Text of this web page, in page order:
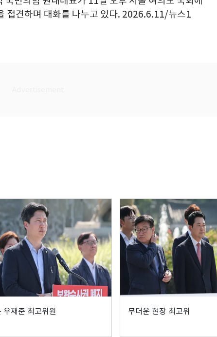
접견하며 대화를 나누고 있다. 2026.6.11/뉴스1
우재준 최고위원 무더운 현장 최고위